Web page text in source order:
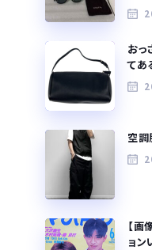
おっ
てあ
空調
【画
ョン